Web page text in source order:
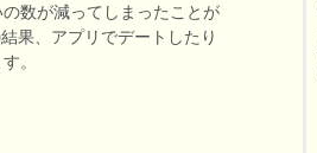
数が減ってしまったことが
果、アプリでデートしたり
。